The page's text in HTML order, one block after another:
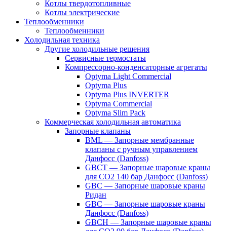
Котлы твердотопливные
Котлы электрические
Теплообменники
Теплообменники
Холодильная техника
Другие холодильные решения
Сервисные термостаты
Компрессорно-конденсаторные агрегаты
Optyma Light Commercial
Optyma Plus
Optyma Plus INVERTER
Optyma Commercial
Optyma Slim Pack
Коммерческая холодильная автоматика
Запорные клапаны
BML — Запорные мембранные
клапаны с ручным управлением
Данфосс (Danfoss)
GBCT — Запорные шаровые краны
для CO2 140 бар Данфосс (Danfoss)
GBC — Запорные шаровые краны
Ридан
GBC — Запорные шаровые краны
Данфосс (Danfoss)
GBCH — Запорные шаровые краны